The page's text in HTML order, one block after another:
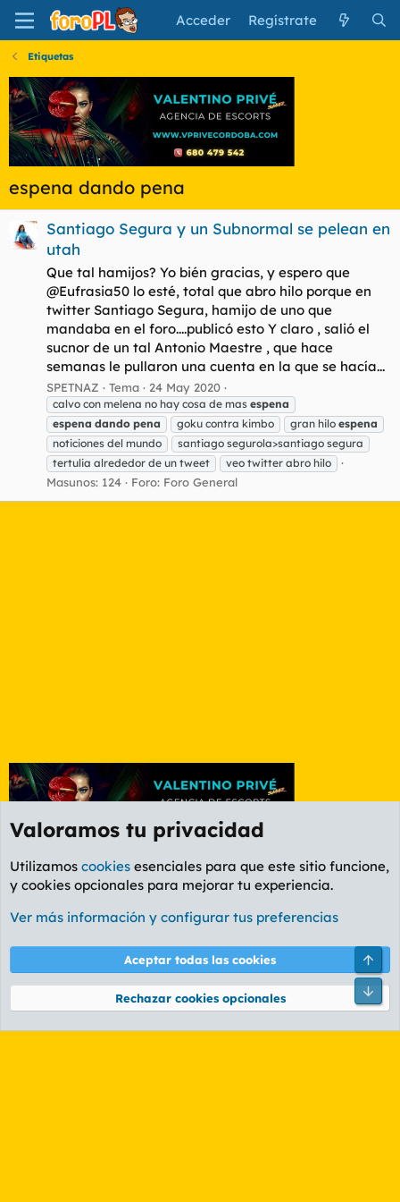
Acceder Regístrate
Etiquetas
espena dando pena
Santiago Segura y un Subnormal se pelean en
utah
Que tal hamijos? Yo bién gracias, y espero que
@Eufrasia50 lo esté, total que abro hilo porque en
twitter Santiago Segura, hamijo de uno que
mandaba en el foro....publicó esto Y claro , salió el
sucnor de un tal Antonio Maestre , que hace
semanas le pullaron una cuenta en la que se hacía...
SPETNAZ Tema 24 May 2020
calvo con melena no hay cosa de mas espena
espena dando pena goku contra kimbo gran hilo espena
noticiones del mundo
santiago segurola>santiago segura
tertulia alrededor de un tweet
veo twitter abro hilo
Masunos: 124 Foro: Foro General
Etiquetas
Cookies
PL OLDSTYLE AMARILLO
Términos y reglas Política de privacidad Ayuda
Community platform by XenForo® © 2010-2026 XenForo Ltd.
Valoramos tu privacidad
Utilizamos cookies esenciales para que este sitio funcione,
y cookies opcionales para mejorar tu experiencia.
Ver más información y configurar tus preferencias
Aceptar todas las cookies
Rechazar cookies opcionales
Pie